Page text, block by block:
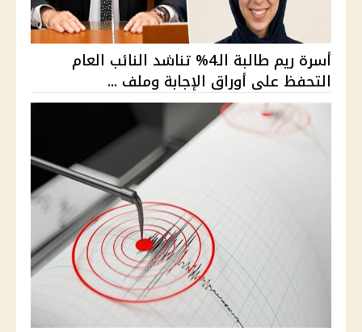
أسرة ريم طالبة الـ4% تناشد النائب العام
التحفظ على أوراق الإجابة وملف ...